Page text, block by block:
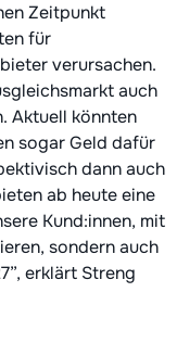
Zeitpunkt
für
verursachen.
auch
Aktuell könnten
sogar Geld dafür
dann auch
ab heute eine
Kund:innen, mit
sondern auch
erklärt Streng